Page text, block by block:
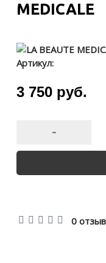
MEDICALE
Артикул:
3 750 руб.
-
0